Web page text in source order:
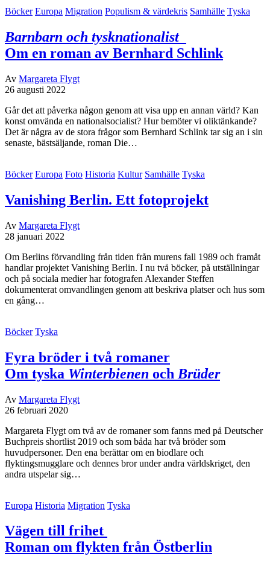
Böcker Europa Migration Populism & värdekris Samhälle Tyska
Barnbarn och tysknationalist
Om en roman av Bernhard Schlink
Av Margareta Flygt
26 augusti 2022
Går det att påverka någon genom att visa upp en annan värld? Kan
konst omvända en nationalsocialist? Hur bemöter vi oliktänkande?
Det är några av de stora frågor som Bernhard Schlink tar sig an i sin
senaste, bästsäljande, roman Die…
Böcker Europa Foto Historia Kultur Samhälle Tyska
Vanishing Berlin. Ett fotoprojekt
Av Margareta Flygt
28 januari 2022
Om Berlins förvandling från tiden från murens fall 1989 och framåt
handlar projektet Vanishing Berlin. I nu två böcker, på utställningar
och på sociala medier har fotografen Alexander Steffen
dokumenterat omvandlingen genom att beskriva platser och hus som
en gång…
Böcker Tyska
Fyra bröder i två romaner
Om tyska Winterbienen och Brüder
Av Margareta Flygt
26 februari 2020
Margareta Flygt om två av de romaner som fanns med på Deutscher
Buchpreis shortlist 2019 och som båda har två bröder som
huvudpersoner. Den ena berättar om en biodlare och
flyktingsmugglare och dennes bror under andra världskriget, den
andra utspelar sig…
Europa Historia Migration Tyska
Vägen till frihet
Roman om flykten från Östberlin